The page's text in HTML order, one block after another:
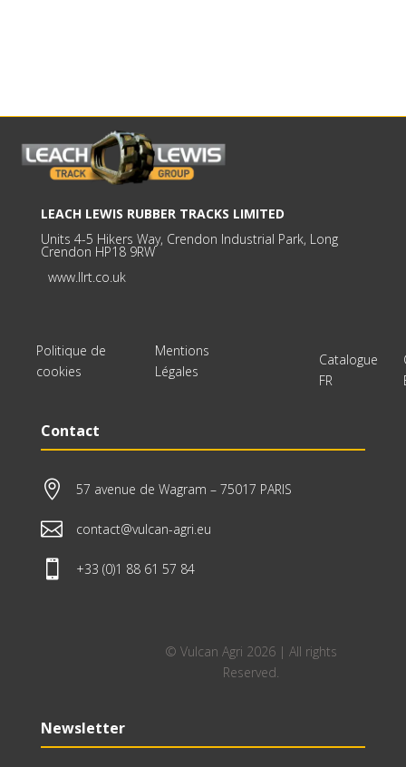
LEACH LEWIS RUBBER TRACKS LIMITED
Units 4-5 Hikers Way, Crendon Industrial Park, Long
Crendon HP18 9RW
www.llrt.co.uk
Politique de
cookies
Mentions
Légales
Catalogue
FR
Contact
 57 avenue de Wagram – 75017 PARIS
 contact@vulcan-agri.eu
 +33 (0)1 88 61 57 84
© Vulcan Agri 2026 | All rights
Reserved.
Newsletter